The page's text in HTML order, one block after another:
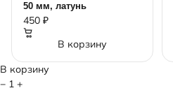
50 мм, латунь
450 ₽
В корзину
В корзину
− 1 +